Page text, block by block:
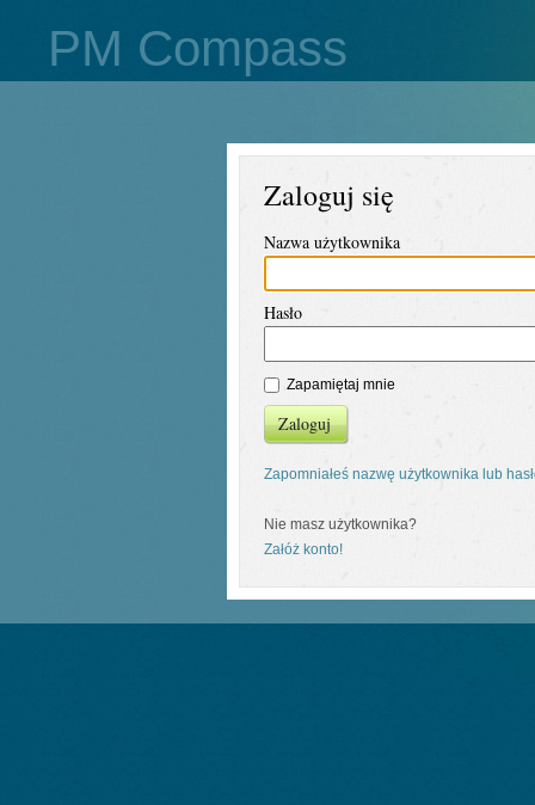
PM Compass
Zaloguj się
Nazwa użytkownika
Hasło
Zapamiętaj mnie
Zaloguj
Zapomniałeś nazwę użytkownika lub
Nie masz użytkownika?
Załóż konto!